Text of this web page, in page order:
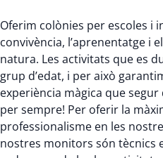
Oferim colònies per escoles i
convivència, l’aprenentatge i
natura. Les activitats que es
grup d’edat, i per això
experiència màgica que
per sempre! Per oferir la
professionalisme en les
nostres monitors són tècnics